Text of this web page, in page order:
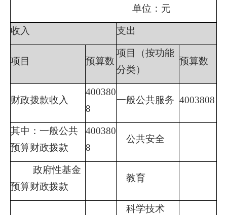
单位：元
收入 支出
项目 预算数
项目（按功能
分类）
预算数
财政拨款收入
400380
8
一般公共服务 4003808
其中：一般公共
预算财政拨款
400380
8
公共安全
政府性基金
预算财政拨款
教育
科学技术